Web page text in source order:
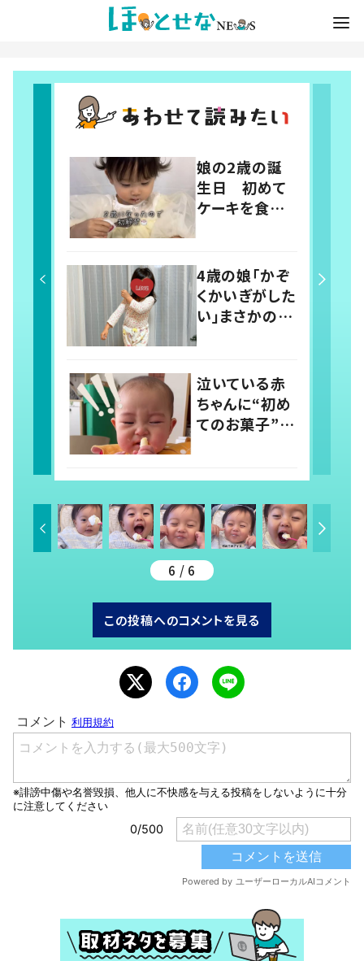
娘の2歳の誕
生日 初めて
ケーキを食べ
い」「素晴らし
い食べっぷり」
の声
4歳の娘「かぞ
くかいぎがした
い」まさかの議
題に父親「最検
稿すると…多く
の意見が寄せ
られる！
泣いている赤
ちゃんに“初め
てのお菓子”を
「初めから終わ
りまで可愛い」
の声
6 / 6
この投稿へのコメントを見る